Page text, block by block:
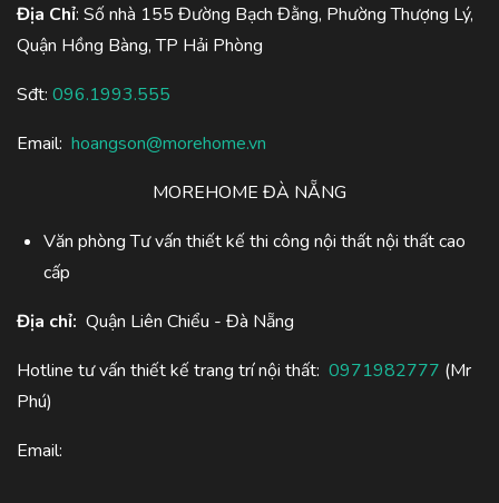
Địa Chỉ: Số nhà 155 Đường Bạch Đằng, Phường Thượng Lý,
Quận Hồng Bàng, TP Hải Phòng
Sđt: 096.1993.555
Email: hoangson@morehome.vn
MOREHOME ĐÀ NẴNG
Văn phòng Tư vấn thiết kế thi công nội thất nội thất cao
cấp
Địa chỉ: Quận Liên Chiểu - Đà Nẵng
Hotline tư vấn thiết kế trang trí nội thất: 0971982777 (Mr
Phú)
Email: